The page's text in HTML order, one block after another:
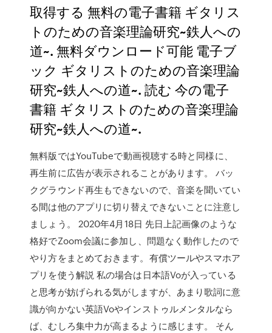
取得する 無料の電子書籍 ギタリス
トのための音楽理論研究~鉄人への
道~. 無料ダウンロード可能 電子ブ
ック ギタリストのための音楽理論
研究~鉄人への道~. 読む 今の電子
書籍 ギタリストのための音楽理論
研究~鉄人への道~.
無料版ではYouTubeで動画視聴する時と同様に、
再生前に広告が表示されることがあります。 バッ
クグラウンド再生もできないので、音楽を聞いてい
る間は他のアプリに切り替えできないことに注意し
ましょう。 2020年4月18日 先日上記画像のような
格好でZoom会議に参加し、問題なく動作したので
やり方をまとめておきます。有償ツールやスマホア
プリを使う解説 私の場合は日本語Voが入っている
と思考が妨げられる気がしますが、あまり歌詞に意
識が向かない英語Voやインストゥルメンタルなら
ば、むしろ集中力が高まるように感じます。 そん